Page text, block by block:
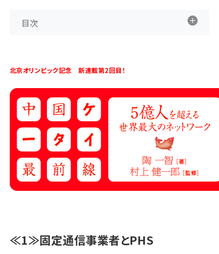
目次
北京オリンピック記念 新連載第2回目！
≪1≫固定通信事業者とPHS